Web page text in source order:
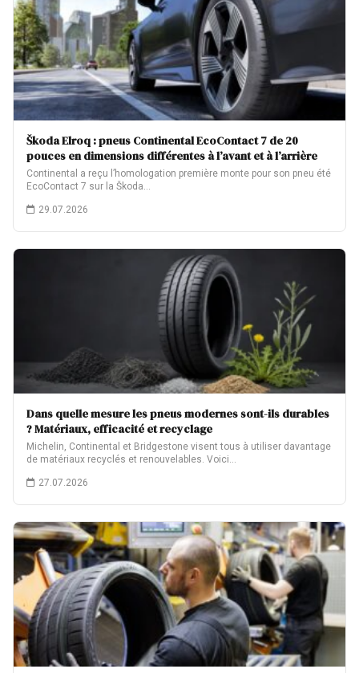
Škoda Elroq : pneus Continental EcoContact 7 de 20
pouces en dimensions différentes à l’avant et à l’arrière
Continental a reçu l’homologation première monte pour son pneu été
EcoContact 7 sur la Škoda…
29.07.2026
Dans quelle mesure les pneus modernes sont-ils durables
? Matériaux, efficacité et recyclage
Michelin, Continental et Bridgestone visent tous à utiliser davantage
de matériaux recyclés et renouvelables. Voici…
27.07.2026